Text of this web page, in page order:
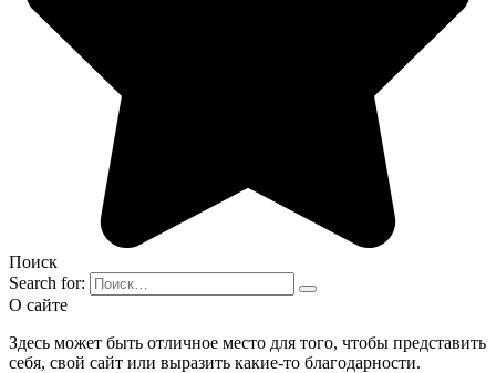
Поиск
Search for:
О сайте
Здесь может быть отличное место для того, чтобы представить
себя, свой сайт или выразить какие-то благодарности.